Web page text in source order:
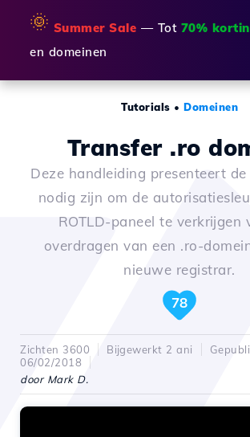
🌞 Summer Sale — Tot 70%
en domeinen
Tutorials • Domeinen
Transfer .ro
Deze handleiding presenteert
nodig zijn om de
ROTLD-paneel te verkrijgen
overdragen van een .ro-
nieuwe registrar.
78
Zichten 3600 Bijgewerkt 2 ani
06/02/2018
door Mark D.